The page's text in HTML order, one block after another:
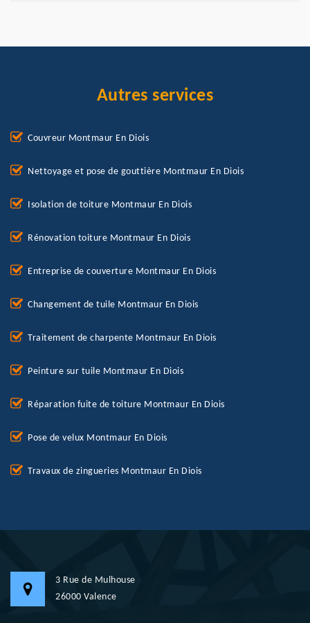
Autres services
Couvreur Montmaur En Diois
Nettoyage et pose de gouttière Montmaur En Diois
Isolation de toiture Montmaur En Diois
Rénovation toiture Montmaur En Diois
Entreprise de couverture Montmaur En Diois
Changement de tuile Montmaur En Diois
Traitement de charpente Montmaur En Diois
Peinture sur tuile Montmaur En Diois
Réparation fuite de toiture Montmaur En Diois
Pose de velux Montmaur En Diois
Travaux de zingueries Montmaur En Diois
3 Rue de Mulhouse
26000 Valence